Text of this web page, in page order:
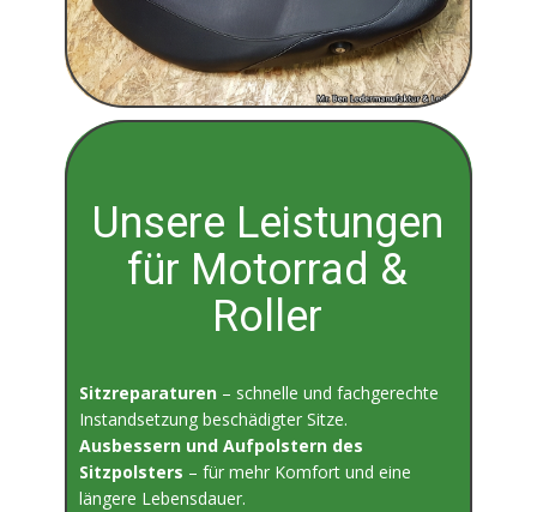
Unsere Leistungen
für Motorrad &
Roller
Sitzreparaturen – schnelle und fachgerechte
Instandsetzung beschädigter Sitze.
Ausbessern und Aufpolstern des
Sitzpolsters – für mehr Komfort und eine
längere Lebensdauer.